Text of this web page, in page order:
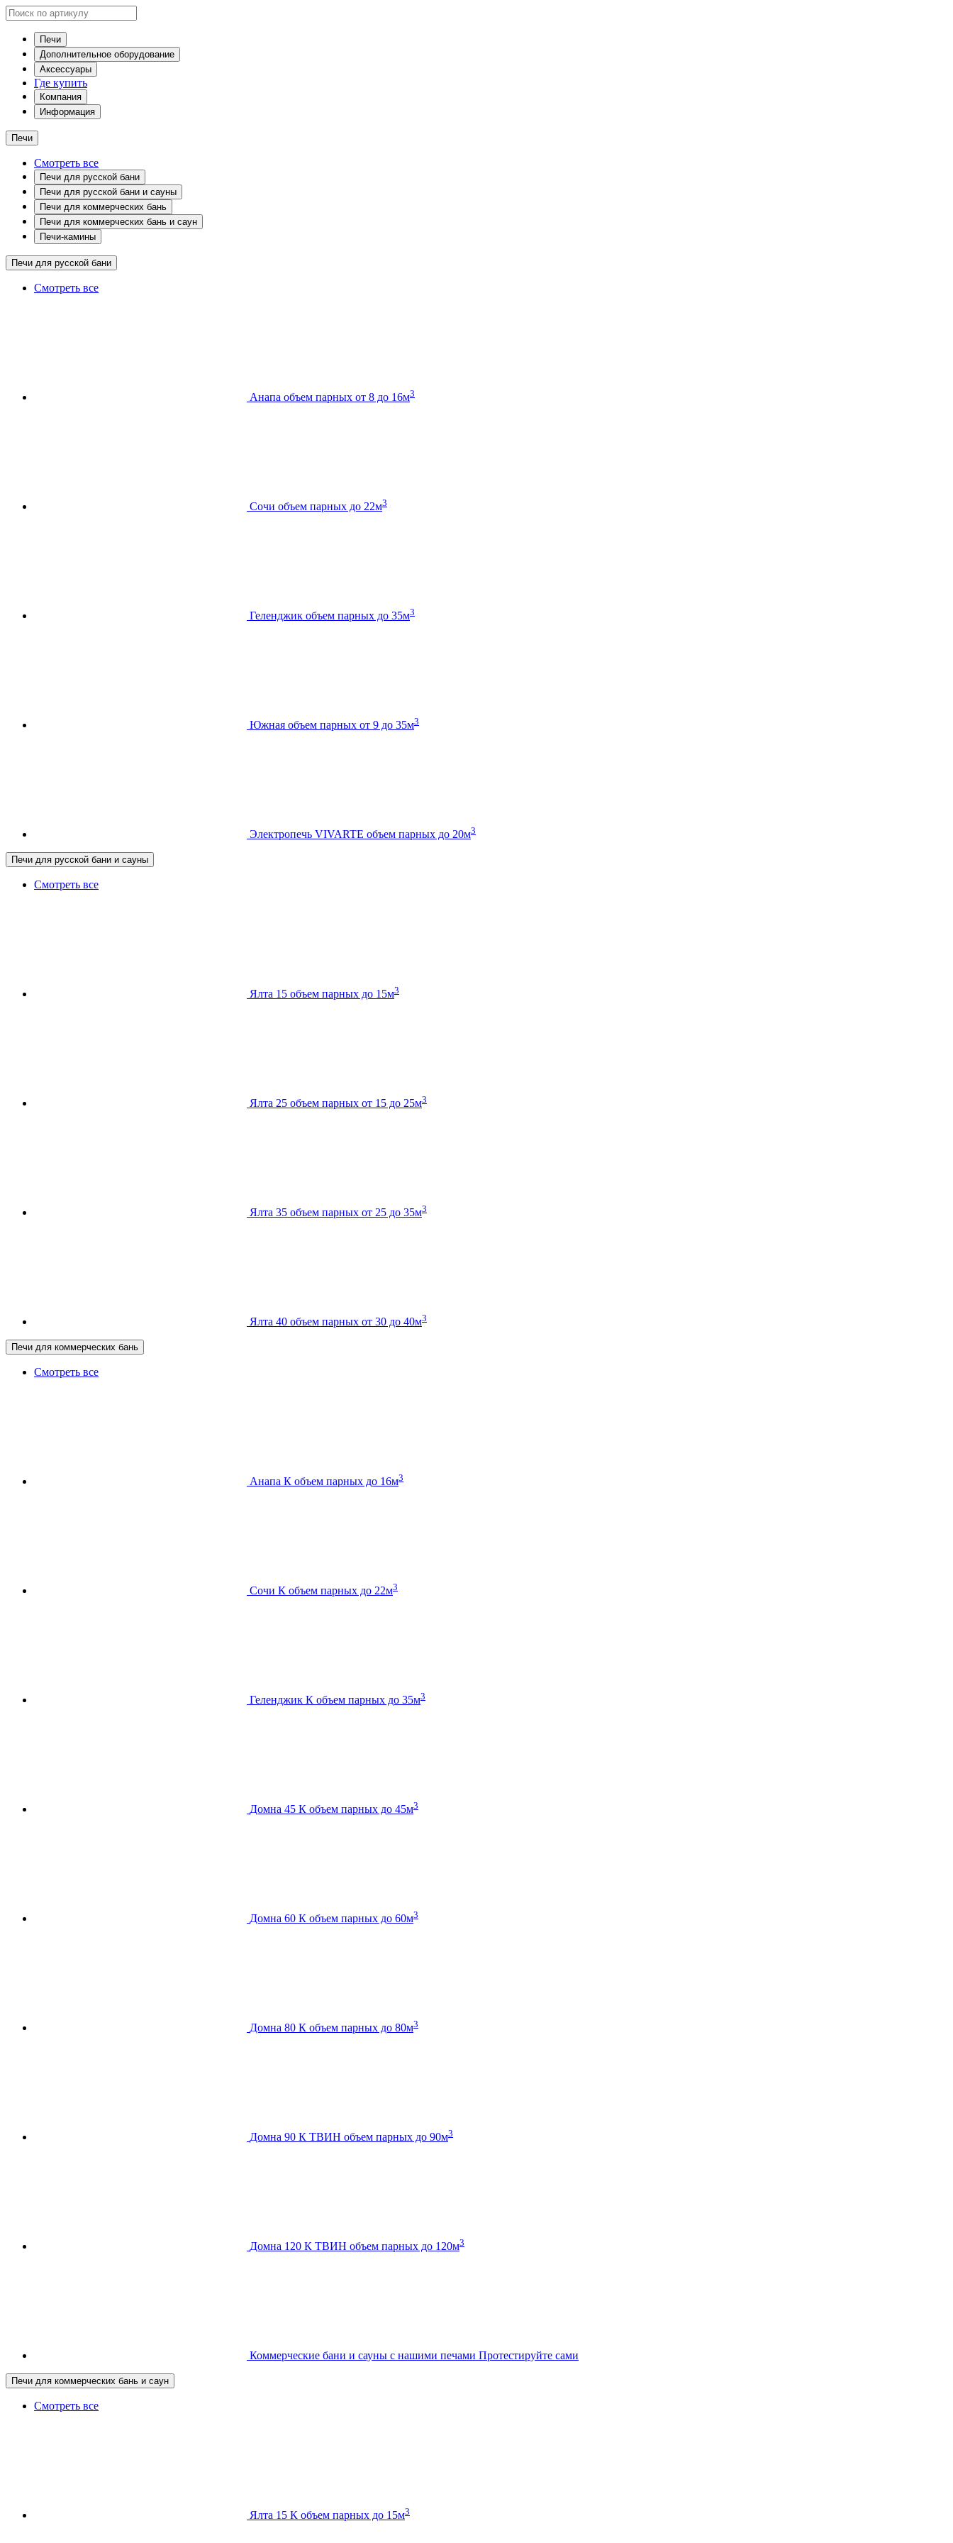
Печи
Дополнительное оборудование
Аксессуары
Где купить
Компания
Информация
Печи
Смотреть все
Печи для русской бани
Печи для русской бани и сауны
Печи для коммерческих бань
Печи для коммерческих бань и саун
Печи-камины
Печи для русской бани
Смотреть все
Анапа объем парных от 8 до 16м3
Сочи объем парных до 22м3
Геленджик объем парных до 35м3
Южная объем парных от 9 до 35м3
Электропечь VIVARTE объем парных до 20м3
Печи для русской бани и сауны
Смотреть все
Ялта 15 объем парных до 15м3
Ялта 25 объем парных от 15 до 25м3
Ялта 35 объем парных от 25 до 35м3
Ялта 40 объем парных от 30 до 40м3
Печи для коммерческих бань
Смотреть все
Анапа К объем парных до 16м3
Сочи К объем парных до 22м3
Геленджик К объем парных до 35м3
Домна 45 К объем парных до 45м3
Домна 60 К объем парных до 60м3
Домна 80 К объем парных до 80м3
Домна 90 К ТВИН объем парных до 90м3
Домна 120 К ТВИН объем парных до 120м3
Коммерческие бани и сауны с нашими печами Протестируйте сами
Печи для коммерческих бань и саун
Смотреть все
Ялта 15 К объем парных до 15м3